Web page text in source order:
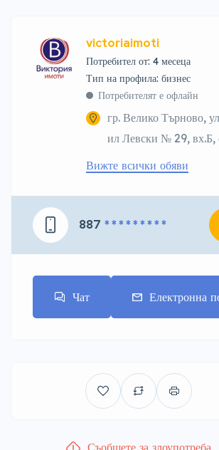
victoriaimoti
Потребител от: 4 месеца
тип на профила: бизнес
Потребителят е офлайн
гр. Велико Търново,
ил Левски № 29, вх.Б,
Вижте всички обяви
887 * * * * * * * * *
Чат Електронна
Съобщете за злоупотреба